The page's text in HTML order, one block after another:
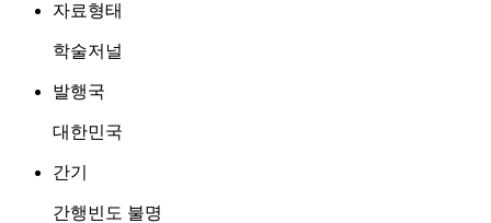
자료형태
학술저널
발행국
대한민국
간기
간행빈도 불명